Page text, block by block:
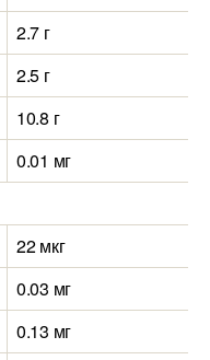
2.7 г
2.5 г
10.8 г
0.01 мг
22 мкг
0.03 мг
0.13 мг